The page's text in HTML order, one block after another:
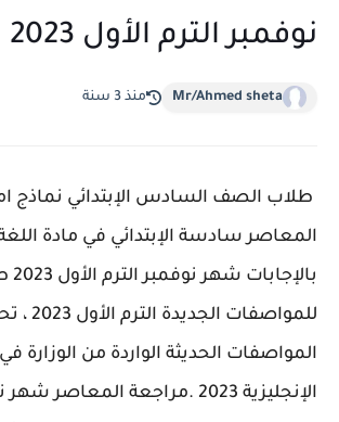
نوفمبر الترم الأول 2023
Mr/Ahmed sheta منذ 3 سنة
طلاب الصف السادس الإبتدائي نماذج
المعاصر سادسة الإبتدائي في مادة اللغة
للمواصفات الجديدة الترم الأول 2023
،
المواصفات الحديثة الواردة من الوزارة
الإنجليزية 2023 .مراجعة